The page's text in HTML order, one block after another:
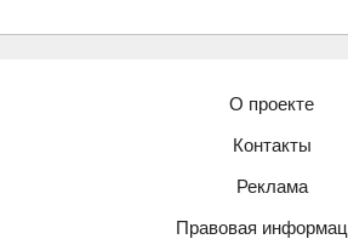
О проекте
Контакты
Реклама
Правовая